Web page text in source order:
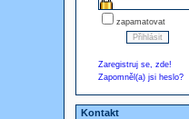
zapamatovat
Zaregistruj se, zde!
Zapomněl(a) jsi heslo?
Kontakt